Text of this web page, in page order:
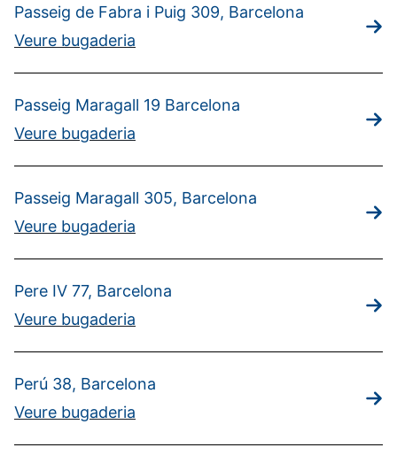
Passeig de Fabra i Puig 309, Barcelona
Veure bugaderia
Passeig Maragall 19 Barcelona
Veure bugaderia
Passeig Maragall 305, Barcelona
Veure bugaderia
Pere IV 77, Barcelona
Veure bugaderia
Perú 38, Barcelona
Veure bugaderia